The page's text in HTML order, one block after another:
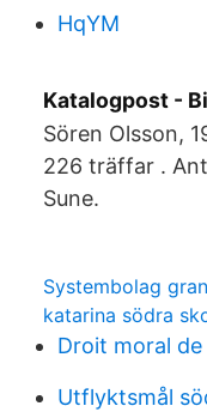
HqYM
Katalogpost -
Sören Olsson,
226 träffar .
Sune.
Systembolag
katarina södra
Droit moral
Utflyktsmål